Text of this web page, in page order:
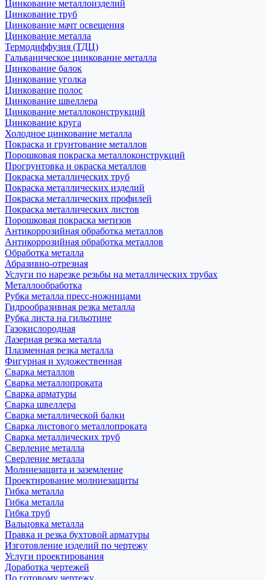
Цинкование металлоизделий
Цинкование труб
Цинкование мачт освещения
Цинкование металла
Термодиффузия (ТДЦ)
Гальваническое цинкование металла
Цинкование балок
Цинкование уголка
Цинкование полос
Цинкование швеллера
Цинкование металлоконструкций
Цинкование круга
Холодное цинкование металла
Покраска и грунтование металлов
Порошковая покраска металлоконструкций
Прогрунтовка и окраска металлов
Покраска металлических труб
Покраска металлических изделий
Покраска металлических профилей
Покраска металлических листов
Порошковая покраска метизов
Антикоррозийная обработка металлов
Антикоррозийная обработка металлов
Обработка металла
Абразивно-отрезная
Услуги по нарезке резьбы на металлических трубах
Металлообработка
Рубка металла пресс-ножницами
Гидрообразивная резка металла
Рубка листа на гильотине
Газокислородная
Лазерная резка металла
Плазменная резка металла
Фигурная и художественная
Сварка металлов
Сварка металлопроката
Сварка арматуры
Сварка швеллера
Сварка металлической балки
Сварка листового металлопроката
Сварка металлических труб
Сверление металла
Сверление металла
Молниезащита и заземление
Проектирование молниезащиты
Гибка металла
Гибка металла
Гибка труб
Вальцовка металла
Правка и резка бухтовой арматуры
Изготовление изделий по чертежу
Услуги проектирования
Доработка чертежей
По готовому чертежу